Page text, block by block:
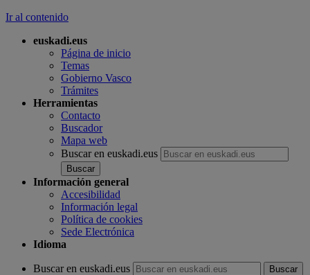
Ir al contenido
euskadi.eus
Página de inicio
Temas
Gobierno Vasco
Trámites
Herramientas
Contacto
Buscador
Mapa web
Buscar en euskadi.eus
Información general
Accesibilidad
Información legal
Política de cookies
Sede Electrónica
Idioma
Buscar en euskadi.eus